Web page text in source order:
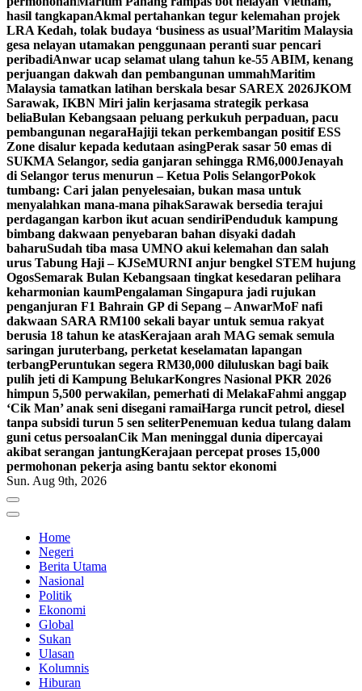
hasil tangkapanAkmal pertahankan tegur kelemahan projek
LRA Kedah, tolak budaya ‘business as usual’Maritim Malaysia
gesa nelayan utamakan penggunaan peranti suar pencari
peribadiAnwar ucap selamat ulang tahun ke-55 ABIM, kenang
perjuangan dakwah dan pembangunan ummahMaritim
Malaysia tamatkan latihan berskala besar SAREX 2026JKOM
Sarawak, IKBN Miri jalin kerjasama strategik perkasa
beliaBulan Kebangsaan peluang perkukuh perpaduan, pacu
pembangunan negaraHajiji tekan perkembangan positif ESS
Zone disalur kepada kedutaan asingPerak sasar 50 emas di
SUKMA Selangor, sedia ganjaran sehingga RM6,000Jenayah
di Selangor terus menurun – Ketua Polis SelangorPokok
tumbang: Cari jalan penyelesaian, bukan masa untuk
menyalahkan mana-mana pihakSarawak bersedia terajui
perdagangan karbon ikut acuan sendiriPenduduk kampung
bimbang dakwaan penyebaran bahan disyaki dadah
baharuSudah tiba masa UMNO akui kelemahan dan salah
urus Tabung Haji – KJSeMURNI anjur bengkel STEM hujung
OgosSemarak Bulan Kebangsaan tingkat kesedaran pelihara
keharmonian kaumPengalaman Singapura jadi rujukan
penganjuran F1 Bahrain GP di Sepang – AnwarMoF nafi
dakwaan SARA RM100 sekali bayar untuk semua rakyat
berusia 18 tahun ke atasKerajaan arah MAG semak semula
saringan juruterbang, perketat keselamatan lapangan
terbangPeruntukan segera RM30,000 diluluskan bagi baik
pulih jeti di Kampung BelukarKongres Nasional PKR 2026
himpun 5,500 perwakilan, pemerhati di MelakaFahmi anggap
‘Cik Man’ anak seni disegani ramaiHarga runcit petrol, diesel
tanpa subsidi turun 5 sen seliterPenemuan kedua tulang dalam
guni cetus persoalanCik Man meninggal dunia dipercayai
akibat serangan jantungKerajaan percepat proses 15,000
permohonan pekerja asing bantu sektor ekonomi
Sun. Aug 9th, 2026
Home
Negeri
Berita Utama
Nasional
Politik
Ekonomi
Global
Sukan
Ulasan
Kolumnis
Hiburan